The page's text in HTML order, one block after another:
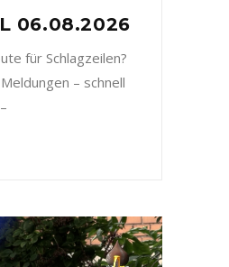
06.08.2026
für Schlagzeilen?
– schnell